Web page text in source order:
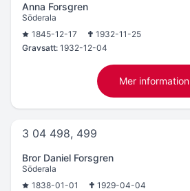
Anna Forsgren
Söderala
1845-12-17
1932-11-25
Gravsatt: 1932-12-04
Mer information
3 04 498, 499
Bror Daniel Forsgren
Söderala
1838-01-01
1929-04-04